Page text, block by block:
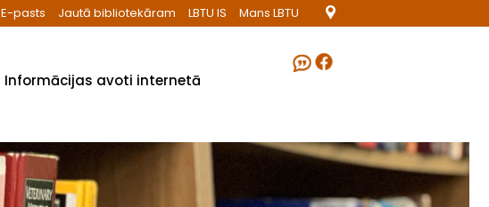
E-pasts Jautā bibliotekāram LBTU IS Mans LBTU
Informācijas avoti internetā